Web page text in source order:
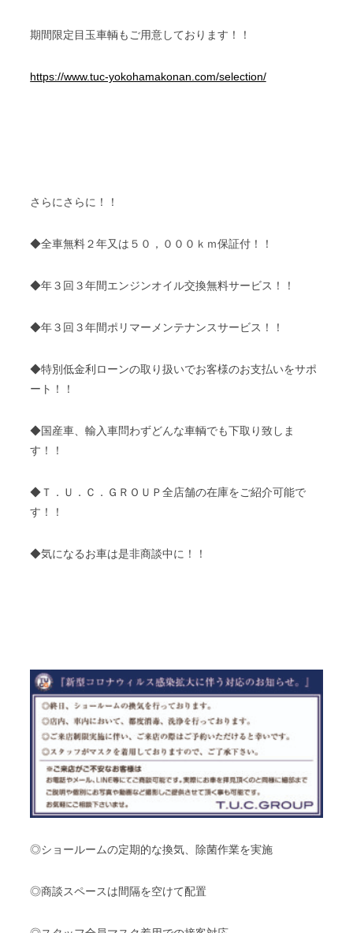
期間限定目玉車輌もご用意しております！！
https://www.tuc-yokohamakonan.com/selection/
さらにさらに！！
◆全車無料２年又は５０，０００ｋｍ保証付！！
◆年３回３年間エンジンオイル交換無料サービス！！
◆年３回３年間ポリマーメンテナンスサービス！！
◆特別低金利ローンの取り扱いでお客様のお支払いをサポ
ート！！
◆国産車、輸入車問わずどんな車輌でも下取り致しま
す！！
◆Ｔ．Ｕ．Ｃ．ＧＲＯＵＰ全店舗の在庫をご紹介可能で
す！！
◆気になるお車は是非商談中に！！
◎ショールームの定期的な換気、除菌作業を実施
◎商談スペースは間隔を空けて配置